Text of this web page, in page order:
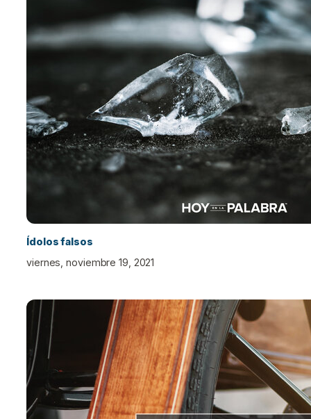
Ídolos falsos
viernes, noviembre 19, 2021